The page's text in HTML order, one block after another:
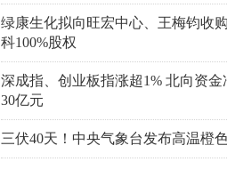
绿康生化拟向旺宏中心、王梅钧收
科100%股权
深成指、创业板指涨超1% 北向资金
30亿元
三伏40天！中央气象台发布高温橙